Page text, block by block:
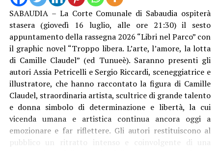
CHI E’ – Catello Maresca è noto per aver coordinato nel
2011 l’arresto del boss dei Casalesi Michele Zagaria,
appartiene a quella generazione di magistrati cresciuta
nel solco dell’insegnamento di Falcone e Borsellino. Nel
volume racconta il giudice palermitano come un
autentico “genio italiano della Giustizia e
dell’Antimafia”, offrendo una riflessione che guarda
soprattutto ai giovani e al valore dell’impegno
quotidiano nella difesa della legalità.
Ad aprire la serata saranno i saluti istituzionali del
Sindaco di Formia, Gianluca Taddeo, e del Presidente del
Club Napoli del Golfo, Luca Di Gilio. A dialogare con
SABAUDIA – La Corte Comunale di Sabaudia ospiterà
stasera (giovedì 16 luglio, alle ore 21:30) il sesto
appuntamento della rassegna 2026 “Libri nel Parco” con
il graphic novel “Troppo libera. L’arte, l’amore, la lotta
di Camille Claudel” (ed Tunueè). Saranno presenti gli
autori Assia Petricelli e Sergio Riccardi, sceneggiatrice e
illustratore, che hanno raccontato la figura di Camille
Claudel, straordinaria artista, scultrice di grande talento
e donna simbolo di determinazione e libertà, la cui
vicenda umana e artistica continua ancora oggi a
emozionare e far riflettere. Gli autori restituiscono al
pubblico un ritratto intenso e coinvolgente di una